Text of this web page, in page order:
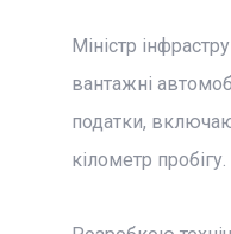
Міністр
вантажні
податки,
кілометр